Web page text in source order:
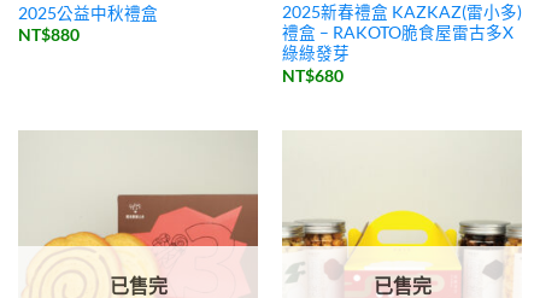
2025公益中秋禮盒
NT$880
2025新春禮盒 KAZKAZ(雷小多)
禮盒 – RAKOTO脆食屋雷古多X
綠綠發芽
NT$680
已售完 已售完